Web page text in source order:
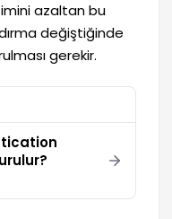
azaltan bu
değiştiğinde
gerekir.